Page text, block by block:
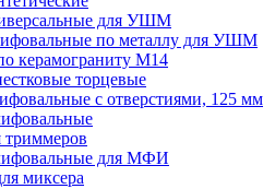
для УШМ
по металлу для УШМ
керамограниту M14
торцевые
с отверстиями, 125 мм
триммеров
для МФИ
миксера